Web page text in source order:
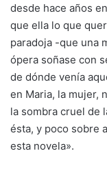
desde hace años
que ella lo que
paradoja -que una
ópera soñase con
de dónde venía
en Maria, la mujer,
la sombra cruel de
ésta, y poco sobre
esta novela».